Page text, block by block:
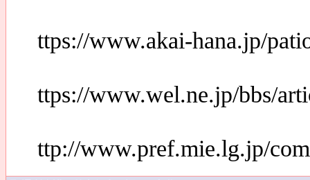
ttps://www.akai-hana.jp/
ttps://www.wel.ne.jp/bbs/
ttp://www.pref.mie.lg.jp/